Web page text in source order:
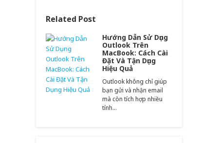
Related Post
Hướng Dẫn Sử Dụng
Outlook Trên
MacBook: Cách Cài
Đặt Và Tận Dụng
Hiệu Quả
Outlook không chỉ giúp
bạn gửi và nhận email
mà còn tích hợp nhiều
tính…